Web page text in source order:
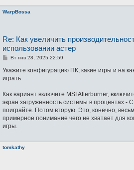
WarpBossa
Re: Как увеличить
использовании астер
С
о
щ
н
е
Вт янв 28, 2025 22:59
Укажите конфигурацию ПК, какие игры и на
играть.
Как вариант включите MSI Afterburner,
экран загруженность системы в процентах -
поиграйте. Потом вторую. Это, конечно,
примерное понимание чего не хватает для
игры.
tomkathy